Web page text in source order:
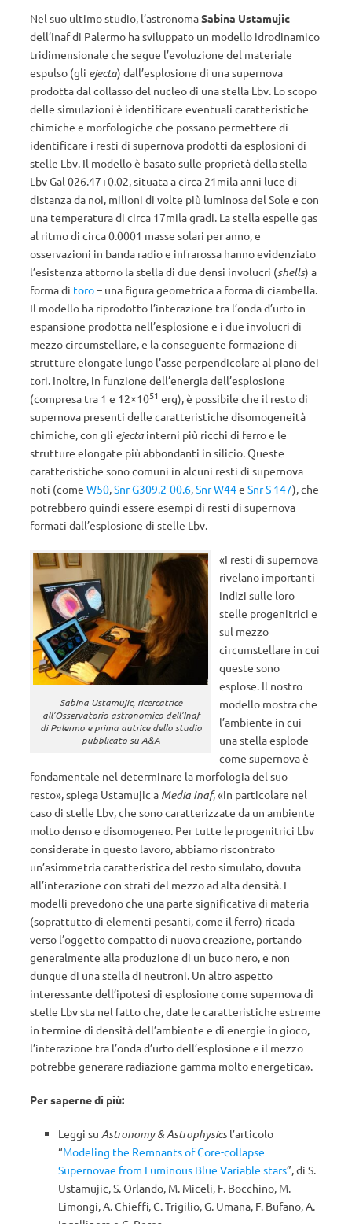
Nel suo ultimo studio, l’astronomaSabina Ustamujic
dell’Inaf di Palermo ha sviluppato un modello idrodinamico
tridimensionale che segue l’evoluzione del materiale
espulso (gli ejecta) dall’esplosione di una supernova
prodotta dal collasso del nucleo di una stella Lbv. Lo scopo
delle simulazioni è identificare eventuali caratteristiche
chimiche e morfologiche che possano permettere di
identificare i resti di supernova prodotti da esplosioni di
stelle Lbv. Il modello è basato sulle proprietà della stella
Lbv Gal 026.47+0.02, situata a circa 21mila anni luce di
distanza da noi, milioni di volte più luminosa del Sole e con
una temperatura di circa 17mila gradi. La stella espelle gas
al ritmo di circa 0.0001 masse solari per anno, e
osservazioni in banda radio e infrarossa hanno evidenziato
l’esistenza attorno la stella di due densi involucri (shells) a
forma di toro– una figura geometrica a forma di ciambella.
Il modello ha riprodotto l’interazione tra l’onda d’urto in
espansione prodotta nell’esplosione e i due involucri di
mezzo circumstellare, e la conseguente formazione di
strutture elongate lungo l’asse perpendicolare al piano dei
tori. Inoltre, in funzione dell’energia dell’esplosione
(compresa tra 1 e 12×1051 erg), è possibile che il resto di
supernova presenti delle caratteristiche disomogeneità
chimiche, con gli ejecta interni più ricchi di ferro e le
strutture elongate più abbondanti in silicio. Queste
caratteristiche sono comuni in alcuni resti di supernova
noti (come W50,Snr G309.2-00.6,Snr W44e Snr S 147), che
potrebbero quindi essere esempi di resti di supernova
formati dall’esplosione di stelle Lbv.
Sabina Ustamujic, ricercatrice
all’Osservatorio astronomico dell’Inaf
di Palermo e prima autrice dello studio
pubblicato su A&A
«I resti di supernova
rivelano importanti
indizi sulle loro
stelle progenitrici e
sul mezzo
circumstellare in cui
queste sono
esplose. Il nostro
modello mostra che
l’ambiente in cui
una stella esplode
come supernova è
fondamentale nel determinare la morfologia del suo
resto», spiega Ustamujic a Media Inaf, «in particolare nel
caso di stelle Lbv, che sono caratterizzate da un ambiente
molto denso e disomogeneo. Per tutte le progenitrici Lbv
considerate in questo lavoro, abbiamo riscontrato
un’asimmetria caratteristica del resto simulato, dovuta
all’interazione con strati del mezzo ad alta densità. I
modelli prevedono che una parte significativa di materia
(soprattutto di elementi pesanti, come il ferro) ricada
verso l’oggetto compatto di nuova creazione, portando
generalmente alla produzione di un buco nero, e non
dunque di una stella di neutroni. Un altro aspetto
interessante dell’ipotesi di esplosione come supernova di
stelle Lbv sta nel fatto che, date le caratteristiche estreme
in termine di densità dell’ambiente e di energie in gioco,
l’interazione tra l’onda d’urto dell’esplosione e il mezzo
potrebbe generare radiazione gamma molto energetica».
Per saperne di più:
Leggi su Astronomy & Astrophysicsl’articolo
“Modeling the Remnants of Core-collapse
Supernovae from Luminous Blue Variable stars”, di S.
Ustamujic, S. Orlando, M. Miceli, F. Bocchino, M.
Limongi, A. Chieffi, C. Trigilio, G. Umana, F. Bufano, A.